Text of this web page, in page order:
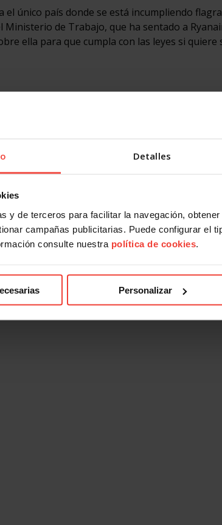
Detalles
y de terceros para facilitar la navegación,
campañas publicitarias. Puede configurar el
consulte nuestra política de cookies.
Personalizar
el único país donde se está incumpliendo
de Trabajo, que ha sentado a
ella para que cumpla con las leyes si quiere
Sindical
presentarte con USO a las
2026
Acción Sindical
USOTeInforma